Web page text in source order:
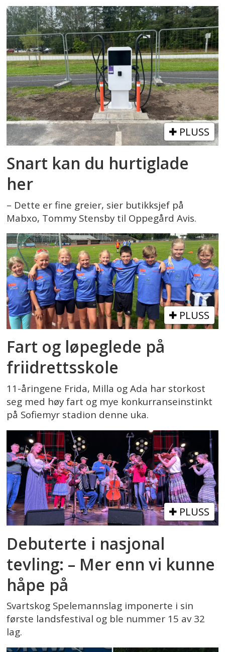
PLUSS
Snart kan du hurtiglade
her
– Dette er fine greier, sier butikksjef på
Mabxo, Tommy Stensby til Oppegård Avis.
PLUSS
Fart og løpeglede på
friidrettsskole
11-åringene Frida, Milla og Ada har storkost
seg med høy fart og mye konkurranseinstinkt
på Sofiemyr stadion denne uka.
PLUSS
Debuterte i nasjonal
tevling: – Mer enn vi kunne
håpe på
Svartskog Spelemannslag imponerte i sin
første landsfestival og ble nummer 15 av 32
lag.